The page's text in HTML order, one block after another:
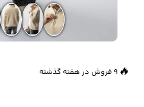
سویشرت و هودی
مردانه
کیف مردانه 🔥 9 فروش در هفته گذشته